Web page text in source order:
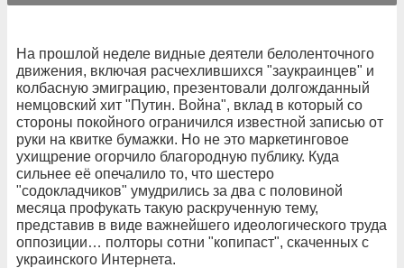
На прошлой неделе видные деятели белоленточного
движения, включая расчехлившихся "заукраинцев" и
колбасную эмиграцию, презентовали долгожданный
немцовский хит "Путин. Война", вклад в который со
стороны покойного ограничился известной записью от
руки на квитке бумажки. Но не это маркетинговое
ухищрение огорчило благородную публику. Куда
сильнее её опечалило то, что шестеро
"содокладчиков" умудрились за два с половиной
месяца профукать такую раскрученную тему,
представив в виде важнейшего идеологического труда
оппозиции… полторы сотни "копипаст", скаченных с
украинского Интернета.